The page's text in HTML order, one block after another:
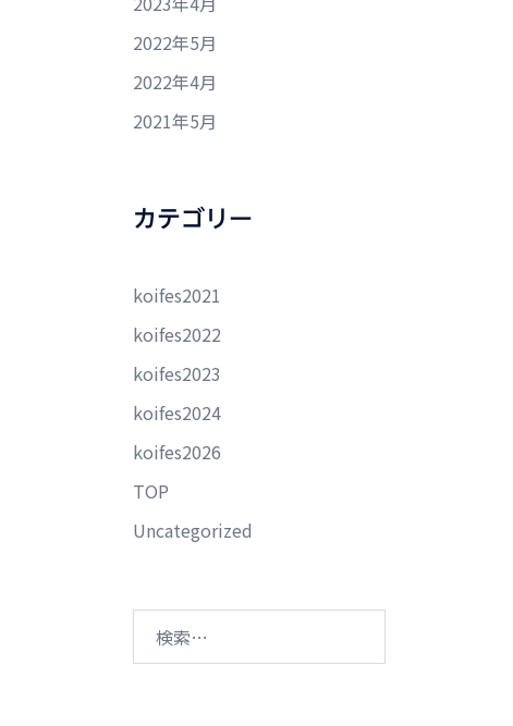
2022年5月
2022年4月
2021年5月
カテゴリー
koifes2021
koifes2022
koifes2023
koifes2024
koifes2026
TOP
Uncategorized